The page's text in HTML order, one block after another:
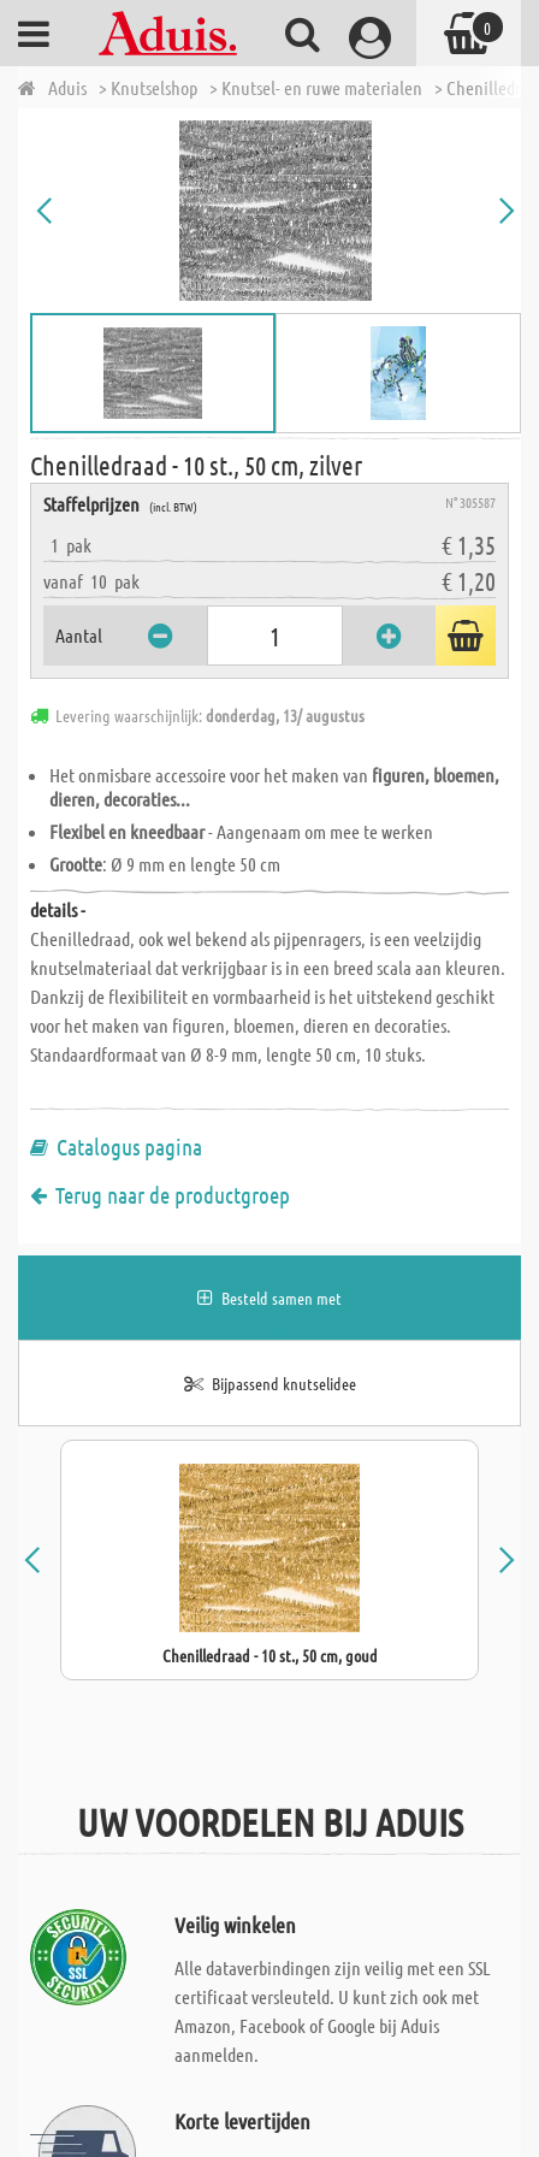
Aduis > Knutselshop > Knutsel- en ruwe materialen >
Chenilledraad - 10 st., 50 cm, zilver
Staffelprijzen (incl. BTW) N° 305587
1 pak € 1,35
vanaf 10 pak € 1,20
Aantal
Levering waarschijnlijk:donderdag, 13/ augustus
Het onmisbare accessoire voor het maken van figuren, bloemen,
dieren, decoraties...
Flexibel en kneedbaar- Aangenaam om mee te werken
Grootte: Ø 9 mm en lengte 50 cm
details -
Chenilledraad, ook wel bekend als pijpenragers, is een veelzijdig
knutselmateriaal dat verkrijgbaar is in een breed scala aan kleuren.
Dankzij de flexibiliteit en vormbaarheid is het uitstekend geschikt
voor het maken van figuren, bloemen, dieren en decoraties.
Standaardformaat van Ø 8-9 mm, lengte 50 cm, 10 stuks.
Catalogus pagina
Terug naar de productgroep
Besteld samen met
Bijpassend knutselidee
Chenilledraad - 10 st., 50 cm, goud
UW VOORDELEN BIJ ADUIS
Veilig winkelen
Alle dataverbindingen zijn veilig met een SSL
certificaat versleuteld. U kunt zich ook met
Amazon, Facebook of Google bij Aduis
aanmelden.
Korte levertijden
0